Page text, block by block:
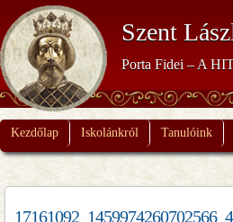
Szent
Porta Fidei – A
Kezdőlap Iskolánkról Tanulóink